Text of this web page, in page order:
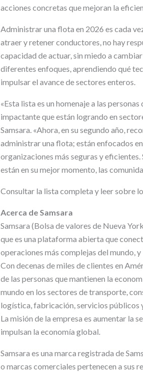
acciones concretas que mejoran la
Administrar una flota en 2026 es cada
atraer y retener conductores, no hay
capacidad de actuar, sin miedo a
diferentes enfoques, aprendiendo qué
impulsar el avance de sectores enteros.
«Esta lista es un homenaje a las
impactante que están logrando en
Samsara. «Ahora, en su segundo año,
administrar una flota; están enfocados
organizaciones más seguras y
están en su mejor momento, las
Consultar la lista completa y leer sobre
Acerca de Samsara
Samsara (Bolsa de valores de Nueva
que es una plataforma abierta que
operaciones más complejas del mundo,
Con decenas de miles de clientes en
de las personas que mantienen la
mundo en los sectores de transporte,
logística, fabricación, servicios públicos
La misión de la empresa es aumentar la
impulsan la economía global.
Samsara es una marca registrada de
o marcas comerciales pertenecen a sus